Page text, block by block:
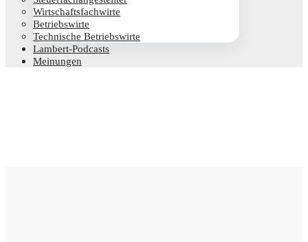
Wirt­schafts­fach­wir­te
Betriebs­wir­te
Tech­ni­sche Betriebswirte
Lam­­bert-Pod­­casts
Mei­nun­gen